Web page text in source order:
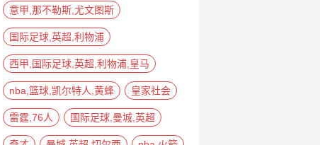
意甲,那不勒斯,尤文图斯
国际足球,英超,利物浦
西甲,国际足球,英超,利物浦,皇马
nba,篮球,凯尔特人,黄蜂 皇家社会
雷霆,76人 国际足球,曼城,英超